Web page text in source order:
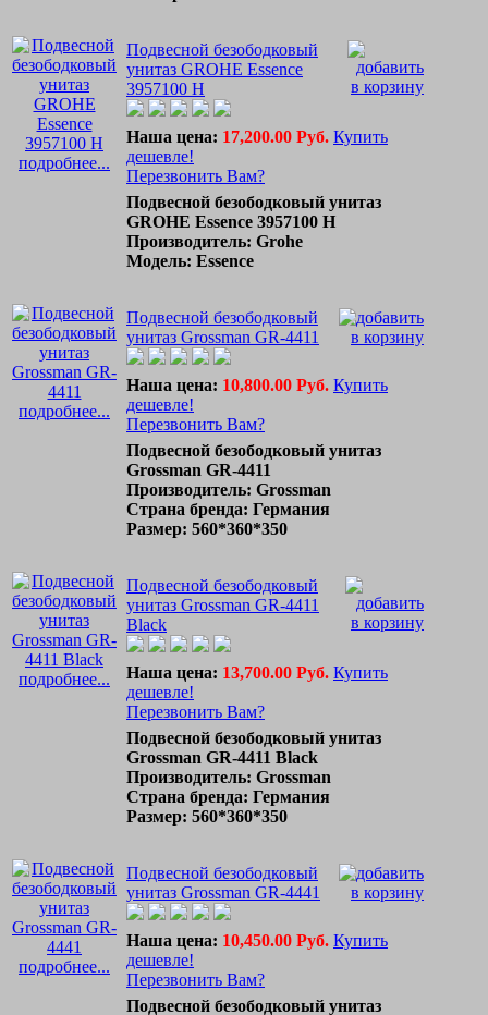
подробнее...
Подвесной безободковый
унитаз GROHE Essence
3957100 H
Наша цена: 17,200.00 Руб. Купить
дешевле!
Перезвонить Вам?
Подвесной безободковый унитаз
GROHE Essence 3957100 H
Производитель: Grohe
Модель: Essence
подробнее...
Подвесной безободковый
унитаз Grossman GR-4411
Наша цена: 10,800.00 Руб. Купить
дешевле!
Перезвонить Вам?
Подвесной безободковый унитаз
Grossman GR-4411
Производитель: Grossman
Страна бренда: Германия
Размер: 560*360*350
подробнее...
Подвесной безободковый
унитаз Grossman GR-4411
Black
Наша цена: 13,700.00 Руб. Купить
дешевле!
Перезвонить Вам?
Подвесной безободковый унитаз
Grossman GR-4411 Black
Производитель: Grossman
Страна бренда: Германия
Размер: 560*360*350
подробнее...
Подвесной безободковый
унитаз Grossman GR-4441
Наша цена: 10,450.00 Руб. Купить
дешевле!
Перезвонить Вам?
Подвесной безободковый унитаз